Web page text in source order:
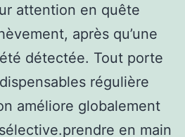
attention en quête
après qu’une
détectée. Tout porte
régulière
améliore globalement
en main